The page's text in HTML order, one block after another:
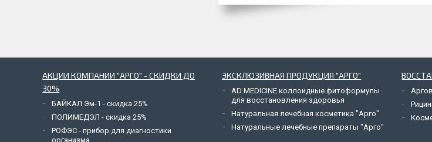
АКЦИИ КОМПАНИИ "АРГО" - СКИДКИ ДО
30%
БАЙКАЛ Эм-1 - скидка 25%
ПОЛИМЕДЭЛ - скидка 25%
РОФЭС - прибор для диагностики
организма
ЭКСКЛЮЗИВНАЯ ПРОДУКЦИЯ "АРГО"
AD MEDICINE коллоидные фитоформулы
для восстановления здоровья
Натуральная лечебная косметика "Арго"
Натуральные лечебные препараты "Арго"